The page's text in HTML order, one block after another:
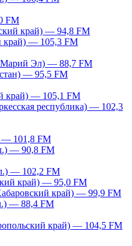
FM
край) — 94,8 FM
край) — 105,3 FM
Марий Эл) — 88,7 FM
— 95,5 FM
край) — 105,1 FM
республика) — 102,3
— 101,8 FM
— 90,8 FM
— 102,2 FM
край) — 95,0 FM
край) — 99,9 FM
— 88,4 FM
край) — 104,5 FM